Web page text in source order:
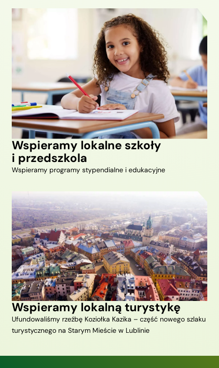
Wspieramy lokalne szkoły
i przedszkola
Wspieramy programy stypendialne i edukacyjne
Wspieramy lokalną turystykę
Ufundowaliśmy rzeźbę Koziołka Kazika – część nowego szlaku
turystycznego na Starym Mieście w Lublinie